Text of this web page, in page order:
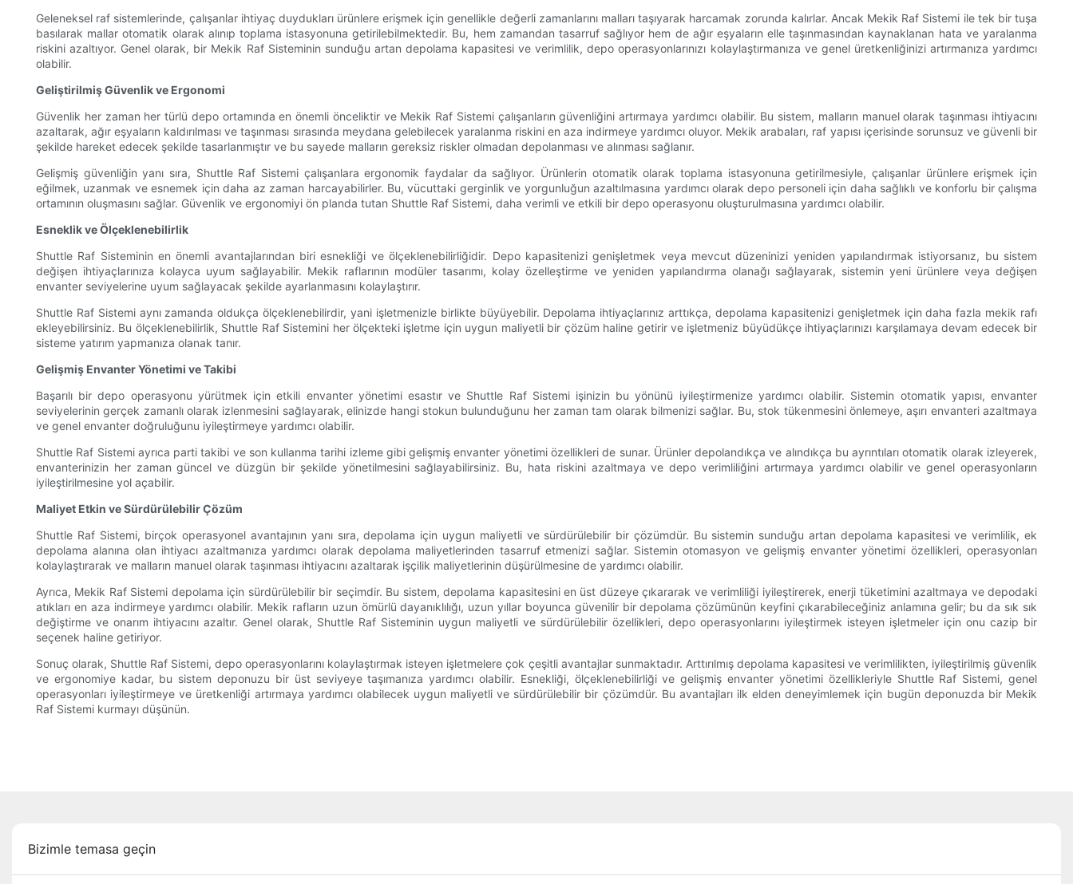
Geleneksel raf sistemlerinde, çalışanlar ihtiyaç duydukları ürünlere erişmek için genellikle değerli zamanlarını malları taşıyarak harcamak zorunda kalırlar. Ancak Mekik Raf Sistemi ile tek bir tuşa
basılarak mallar otomatik olarak alınıp toplama istasyonuna getirilebilmektedir. Bu, hem zamandan tasarruf sağlıyor hem de ağır eşyaların elle taşınmasından kaynaklanan hata ve yaralanma
riskini azaltıyor. Genel olarak, bir Mekik Raf Sisteminin sunduğu artan depolama kapasitesi ve verimlilik, depo operasyonlarınızı kolaylaştırmanıza ve genel üretkenliğinizi artırmanıza yardımcı
olabilir.
Geliştirilmiş Güvenlik ve Ergonomi
Güvenlik her zaman her türlü depo ortamında en önemli önceliktir ve Mekik Raf Sistemi çalışanların güvenliğini artırmaya yardımcı olabilir. Bu sistem, malların manuel olarak taşınması ihtiyacını
azaltarak, ağır eşyaların kaldırılması ve taşınması sırasında meydana gelebilecek yaralanma riskini en aza indirmeye yardımcı oluyor. Mekik arabaları, raf yapısı içerisinde sorunsuz ve güvenli bir
şekilde hareket edecek şekilde tasarlanmıştır ve bu sayede malların gereksiz riskler olmadan depolanması ve alınması sağlanır.
Gelişmiş güvenliğin yanı sıra, Shuttle Raf Sistemi çalışanlara ergonomik faydalar da sağlıyor. Ürünlerin otomatik olarak toplama istasyonuna getirilmesiyle, çalışanlar ürünlere erişmek için
eğilmek, uzanmak ve esnemek için daha az zaman harcayabilirler. Bu, vücuttaki gerginlik ve yorgunluğun azaltılmasına yardımcı olarak depo personeli için daha sağlıklı ve konforlu bir çalışma
ortamının oluşmasını sağlar. Güvenlik ve ergonomiyi ön planda tutan Shuttle Raf Sistemi, daha verimli ve etkili bir depo operasyonu oluşturulmasına yardımcı olabilir.
Esneklik ve Ölçeklenebilirlik
Shuttle Raf Sisteminin en önemli avantajlarından biri esnekliği ve ölçeklenebilirliğidir. Depo kapasitenizi genişletmek veya mevcut düzeninizi yeniden yapılandırmak istiyorsanız, bu sistem
değişen ihtiyaçlarınıza kolayca uyum sağlayabilir. Mekik raflarının modüler tasarımı, kolay özelleştirme ve yeniden yapılandırma olanağı sağlayarak, sistemin yeni ürünlere veya değişen
envanter seviyelerine uyum sağlayacak şekilde ayarlanmasını kolaylaştırır.
Shuttle Raf Sistemi aynı zamanda oldukça ölçeklenebilirdir, yani işletmenizle birlikte büyüyebilir. Depolama ihtiyaçlarınız arttıkça, depolama kapasitenizi genişletmek için daha fazla mekik rafı
ekleyebilirsiniz. Bu ölçeklenebilirlik, Shuttle Raf Sistemini her ölçekteki işletme için uygun maliyetli bir çözüm haline getirir ve işletmeniz büyüdükçe ihtiyaçlarınızı karşılamaya devam edecek bir
sisteme yatırım yapmanıza olanak tanır.
Gelişmiş Envanter Yönetimi ve Takibi
Başarılı bir depo operasyonu yürütmek için etkili envanter yönetimi esastır ve Shuttle Raf Sistemi işinizin bu yönünü iyileştirmenize yardımcı olabilir. Sistemin otomatik yapısı, envanter
seviyelerinin gerçek zamanlı olarak izlenmesini sağlayarak, elinizde hangi stokun bulunduğunu her zaman tam olarak bilmenizi sağlar. Bu, stok tükenmesini önlemeye, aşırı envanteri azaltmaya
ve genel envanter doğruluğunu iyileştirmeye yardımcı olabilir.
Shuttle Raf Sistemi ayrıca parti takibi ve son kullanma tarihi izleme gibi gelişmiş envanter yönetimi özellikleri de sunar. Ürünler depolandıkça ve alındıkça bu ayrıntıları otomatik olarak izleyerek,
envanterinizin her zaman güncel ve düzgün bir şekilde yönetilmesini sağlayabilirsiniz. Bu, hata riskini azaltmaya ve depo verimliliğini artırmaya yardımcı olabilir ve genel operasyonların
iyileştirilmesine yol açabilir.
Maliyet Etkin ve Sürdürülebilir Çözüm
Shuttle Raf Sistemi, birçok operasyonel avantajının yanı sıra, depolama için uygun maliyetli ve sürdürülebilir bir çözümdür. Bu sistemin sunduğu artan depolama kapasitesi ve verimlilik, ek
depolama alanına olan ihtiyacı azaltmanıza yardımcı olarak depolama maliyetlerinden tasarruf etmenizi sağlar. Sistemin otomasyon ve gelişmiş envanter yönetimi özellikleri, operasyonları
kolaylaştırarak ve malların manuel olarak taşınması ihtiyacını azaltarak işçilik maliyetlerinin düşürülmesine de yardımcı olabilir.
Ayrıca, Mekik Raf Sistemi depolama için sürdürülebilir bir seçimdir. Bu sistem, depolama kapasitesini en üst düzeye çıkararak ve verimliliği iyileştirerek, enerji tüketimini azaltmaya ve depodaki
atıkları en aza indirmeye yardımcı olabilir. Mekik rafların uzun ömürlü dayanıklılığı, uzun yıllar boyunca güvenilir bir depolama çözümünün keyfini çıkarabileceğiniz anlamına gelir; bu da sık sık
değiştirme ve onarım ihtiyacını azaltır. Genel olarak, Shuttle Raf Sisteminin uygun maliyetli ve sürdürülebilir özellikleri, depo operasyonlarını iyileştirmek isteyen işletmeler için onu cazip bir
seçenek haline getiriyor.
Sonuç olarak, Shuttle Raf Sistemi, depo operasyonlarını kolaylaştırmak isteyen işletmelere çok çeşitli avantajlar sunmaktadır. Arttırılmış depolama kapasitesi ve verimlilikten, iyileştirilmiş güvenlik
ve ergonomiye kadar, bu sistem deponuzu bir üst seviyeye taşımanıza yardımcı olabilir. Esnekliği, ölçeklenebilirliği ve gelişmiş envanter yönetimi özellikleriyle Shuttle Raf Sistemi, genel
operasyonları iyileştirmeye ve üretkenliği artırmaya yardımcı olabilecek uygun maliyetli ve sürdürülebilir bir çözümdür. Bu avantajları ilk elden deneyimlemek için bugün deponuzda bir Mekik
Raf Sistemi kurmayı düşünün.
Bizimle temasa geçin